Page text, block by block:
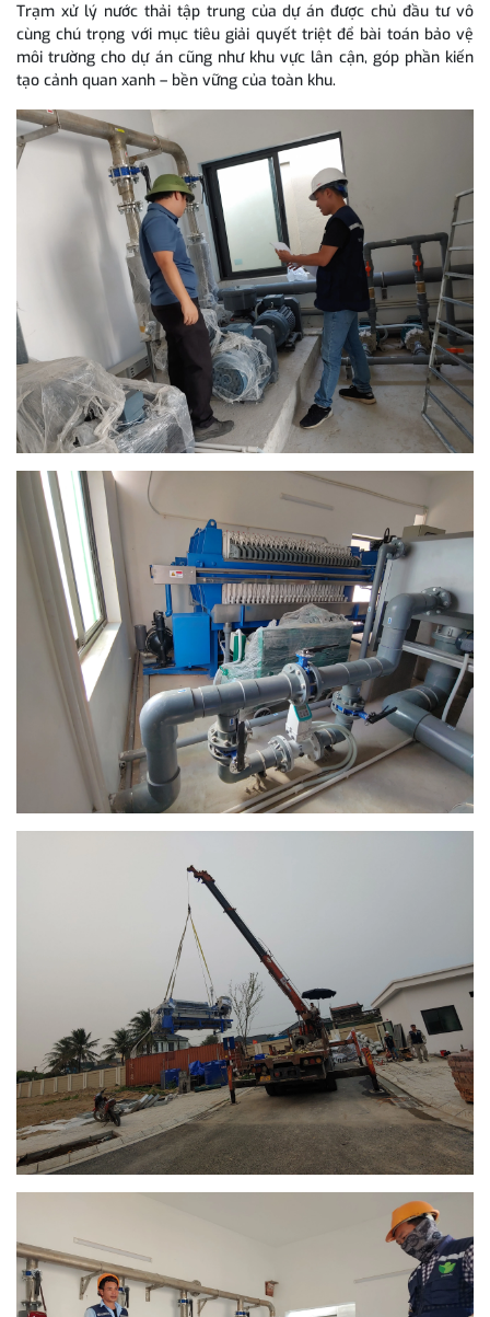
Trạm xử lý nước thải tập trung của dự án được chủ đầu tư vô
cùng chú trọng với mục tiêu giải quyết triệt để bài toán bảo vệ
môi trường cho dự án cũng như khu vực lân cận, góp phần kiến
tạo cảnh quan xanh – bền vững của toàn khu.